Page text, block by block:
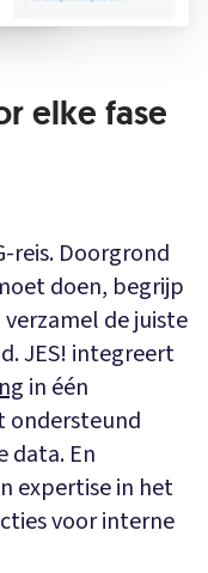
elke fase
reis. Doorgrond
doen, begrijp
de juiste
JES! integreert
in één
ondersteund
data. En
expertise in het
voor interne